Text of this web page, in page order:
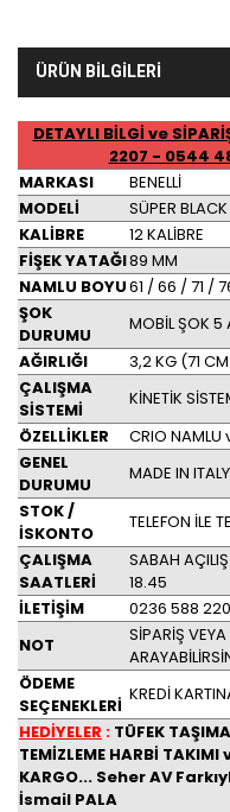
ÜRÜN BİLGİLERİ
DETAYLI BİLGİ ve
2207 - 0544
MARKASI
BENELLİ
MODELİ
SÜPER
KALİBRE
12 KALİBRE
FİŞEK YATAĞI89 MM
NAMLU BOYU61 / 66 / 71 /
ŞOK
DURUMU
MOBİL ŞOK 5
AĞIRLIĞI
3,2 KG (71
ÇALIŞMA
SİSTEMİ
KİNETİK
ÖZELLİKLER
CRIO NAMLU
GENEL
DURUMU
MADE IN
STOK /
İSKONTO
TELEFON İLE
ÇALIŞMA
SAATLERİ
SABAH
18.45
İLETİŞİM
0236 588
NOT
SİPARİŞ
ÖDEME
SEÇENEKLERİ
KREDİ
HEDİYELER : TÜFEK
TEMİZLEME HARBİ TAKIMI
KARGO... Seher AV
İsmail PALA